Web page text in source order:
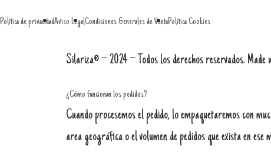
Política de privacidadAviso LegalCondiciones Generales de VentaPolítica Cookies
Silariza® – 2024 – Todos los derechos reservados. Made
¿Cómo funcionan los pedidos?
Cuando procesemos el pedido, lo empaquetaremos con
area geográfica o el volumen de pedidos que exista en ese